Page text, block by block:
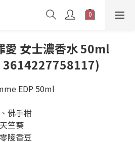
愛 女士濃香水 50ml
EDP 50ml
佛手柑
竺葵
陵香豆